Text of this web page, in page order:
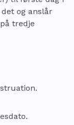
og anslår
tredje